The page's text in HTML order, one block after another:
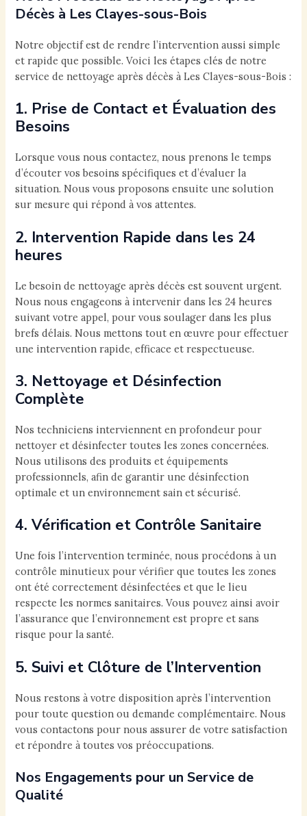
Décès à Les Clayes-sous-Bois
Notre objectif est de rendre l’intervention aussi simple
et rapide que possible. Voici les étapes clés de notre
service de nettoyage après décès à Les Clayes-sous-Bois :
1. Prise de Contact et Évaluation des
Besoins
Lorsque vous nous contactez, nous prenons le temps
d’écouter vos besoins spécifiques et d’évaluer la
situation. Nous vous proposons ensuite une solution
sur mesure qui répond à vos attentes.
2. Intervention Rapide dans les 24
heures
Le besoin de nettoyage après décès est souvent urgent.
Nous nous engageons à intervenir dans les 24 heures
suivant votre appel, pour vous soulager dans les plus
brefs délais. Nous mettons tout en œuvre pour effectuer
une intervention rapide, efficace et respectueuse.
3. Nettoyage et Désinfection
Complète
Nos techniciens interviennent en profondeur pour
nettoyer et désinfecter toutes les zones concernées.
Nous utilisons des produits et équipements
professionnels, afin de garantir une désinfection
optimale et un environnement sain et sécurisé.
4. Vérification et Contrôle Sanitaire
Une fois l’intervention terminée, nous procédons à un
contrôle minutieux pour vérifier que toutes les zones
ont été correctement désinfectées et que le lieu
respecte les normes sanitaires. Vous pouvez ainsi avoir
l’assurance que l’environnement est propre et sans
risque pour la santé.
5. Suivi et Clôture de l’Intervention
Nous restons à votre disposition après l’intervention
pour toute question ou demande complémentaire. Nous
vous contactons pour nous assurer de votre satisfaction
et répondre à toutes vos préoccupations.
Nos Engagements pour un Service de
Qualité